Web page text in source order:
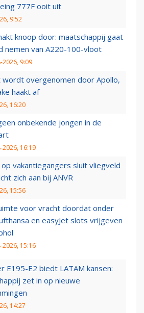
777F ooit uit
9:52
knoop door: maatschappij gaat
nemen van A220-100-vloot
2026, 9:09
wordt overgenomen door Apollo,
haakt af
16:20
onbekende jongen in de
2026, 16:19
vakantiegangers sluit vliegveld
zich aan bij ANVR
15:56
voor vracht doordat onder
en easyJet slots vrijgeven
2026, 15:16
E195-E2 biedt LATAM kansen:
zet in op nieuwe
14:27